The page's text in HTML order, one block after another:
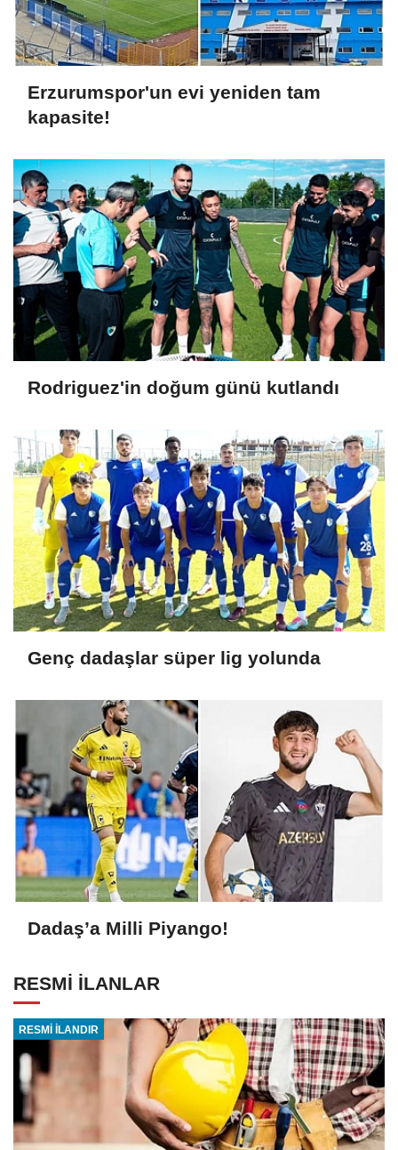
Erzurumspor'un evi yeniden tam
kapasite!
Rodriguez'in doğum günü kutlandı
Genç dadaşlar süper lig yolunda
Dadaş’a Milli Piyango!
RESMİ İLANLAR
RESMİ İLANDIR